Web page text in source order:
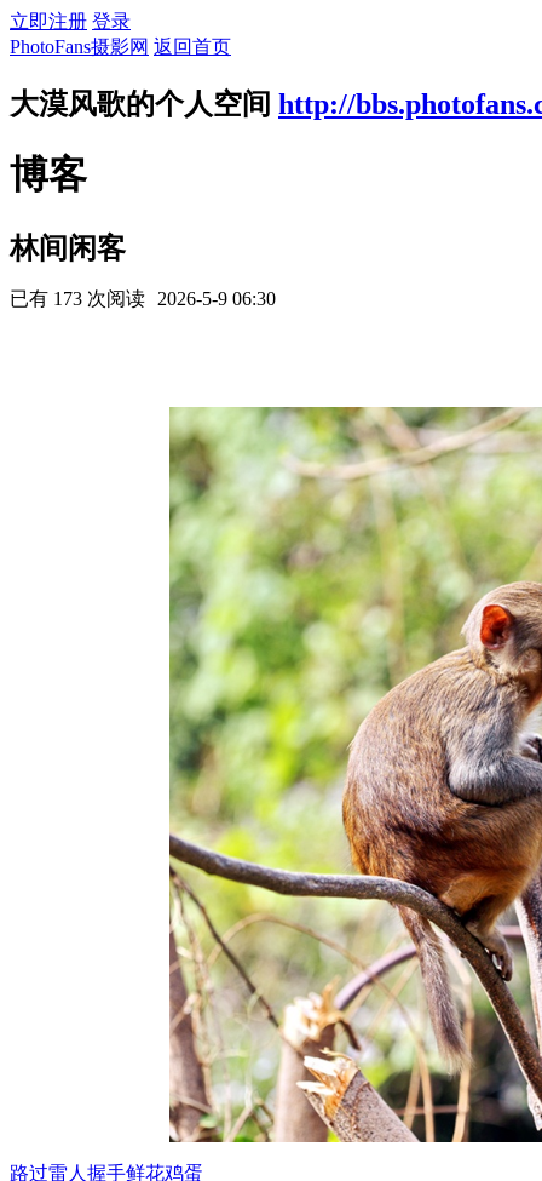
立即注册 登录
PhotoFans摄影网 返回首页
大漠风歌的个人空间 http://
博客
林间闲客
已有 173 次阅读 2026-5-9 06:30
路过雷人 握手鲜花鸡蛋